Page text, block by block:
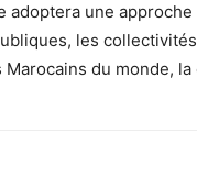
adoptera une
les
du monde,